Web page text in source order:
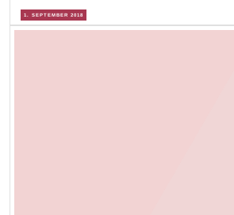
1. SEPTEMBER 2018